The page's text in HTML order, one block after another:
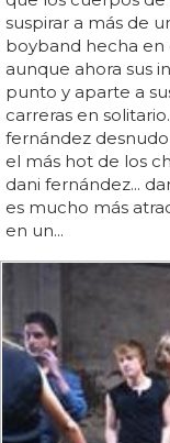
suspirar a más de
boyband hecha en
aunque ahora sus
punto y aparte a
carreras en
fernández desnudo
el más hot de los
dani fernández...
es mucho más
en un...